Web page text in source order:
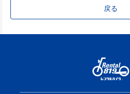
戻る